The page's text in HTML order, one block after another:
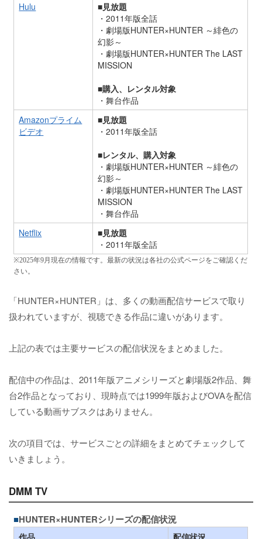
Hulu
■見放題
・2011年版全話
・劇場版HUNTER×HUNTER ～緋色の
幻影～
・劇場版HUNTER×HUNTER The LAST
MISSION
■購入、レンタル対象
・舞台作品
Amazonプライム
ビデオ
■見放題
・2011年版全話
■レンタル、購入対象
・劇場版HUNTER×HUNTER ～緋色の
幻影～
・劇場版HUNTER×HUNTER The LAST
MISSION
・舞台作品
Netflix
■見放題
・2011年版全話
※2025年9月現在の情報です。最新の状況は各社の公式ページをご確認くだ
さい。
「HUNTER×HUNTER」は、多くの動画配信サービスで取り
扱われていますが、視聴できる作品に違いがあります。
上記の表では主要サービスの配信状況をまとめました。
配信中の作品は、2011年版アニメシリーズと劇場版2作品、舞
台2作品となっており、現時点では1999年版およびOVAを配信
している動画サブスクはありません。
次の項目では、サービスごとの詳細をまとめてチェックして
いきましょう。
DMM TV
HUNTER×HUNTERシリーズの配信状況